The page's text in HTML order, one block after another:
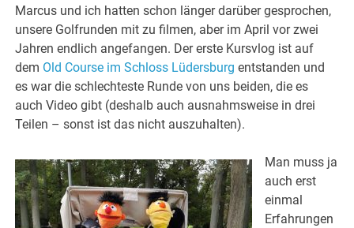
Marcus und ich hatten schon länger darüber gesprochen,
unsere Golfrunden mit zu filmen, aber im April vor zwei
Jahren endlich angefangen. Der erste Kursvlog ist auf
dem Old Course im Schloss Lüdersburg entstanden und
es war die schlechteste Runde von uns beiden, die es
auch Video gibt (deshalb auch ausnahmsweise in drei
Teilen – sonst ist das nicht auszuhalten).
Man muss ja
auch erst
einmal
Erfahrungen